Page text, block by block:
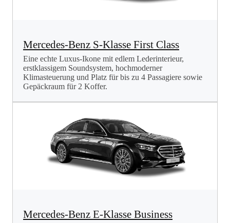
Mercedes-Benz S-Klasse First Class
Eine echte Luxus-Ikone mit edlem Lederinterieur,
erstklassigem Soundsystem, hochmoderner
Klimasteuerung und Platz für bis zu 4 Passagiere sowie
Gepäckraum für 2 Koffer.
Mercedes-Benz E-Klasse Business